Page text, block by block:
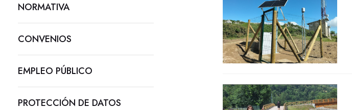
NORMATIVA
CONVENIOS
EMPLEO PÚBLICO
PROTECCIÓN DE DATOS